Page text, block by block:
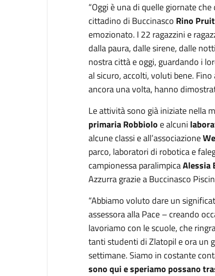
“Oggi è una di quelle giornate
cittadino di Buccinasco Rino
emozionato. I 22 ragazzini e
dalla paura, dalle sirene, dalle
nostra città e oggi, guardando i
al sicuro, accolti, voluti bene.
ancora una volta, hanno
Le attività sono già iniziate nella
primaria Robbiolo e alcuni
alcune classi e all’associazione
parco, laboratori di robotica e
campionessa paralimpicaAlessia
Azzurra grazie a Buccinasco
“Abbiamo voluto dare un
assessora alla Pace – creando
lavoriamo con le scuole, che
tanti studenti di Zlatopil e ora un
settimane. Siamo in costante
sono qui e speriamo possano